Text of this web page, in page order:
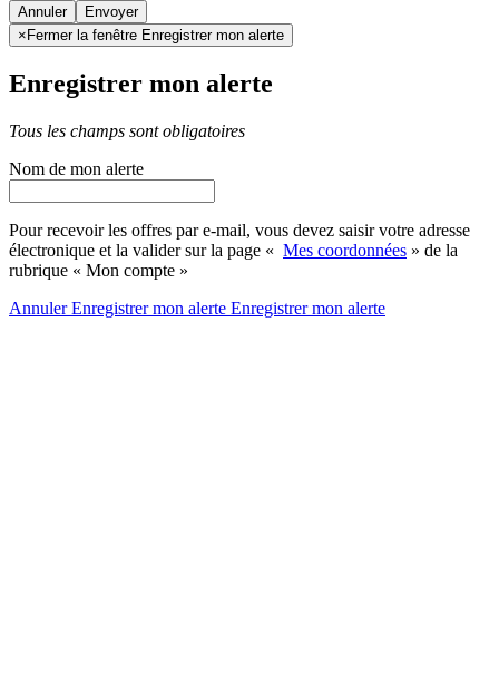
Annuler
× Fermer la fenêtre Enregistrer mon alerte
Enregistrer mon alerte
Tous les champs sont obligatoires
Nom de mon alerte
Pour recevoir les offres par e-mail, vous devez saisir votre adresse
électronique et la valider sur la page « Mes coordonnées » de la
rubrique « Mon compte »
AnnulerEnregistrer mon alerte Enregistrermon alerte